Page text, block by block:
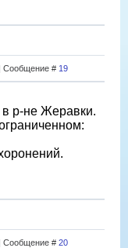
Сообщение # 19
в р-не Жеравки.
Сообщение # 20